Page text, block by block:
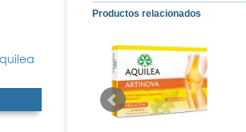
Productos relacionados